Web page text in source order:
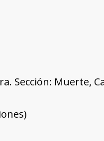
Sección: Muerte,